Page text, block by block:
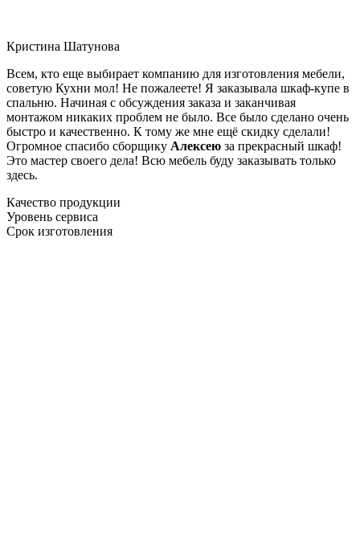
Кристина Шатунова
Всем, кто еще выбирает компанию для изготовления мебели,
советую Кухни мол! Не пожалеете! Я заказывала шкаф-купе в
спальню. Начиная с обсуждения заказа и заканчивая
монтажом никаких проблем не было. Все было сделано очень
быстро и качественно. К тому же мне ещё скидку сделали!
Огромное спасибо сборщику Алексею за прекрасный шкаф!
Это мастер своего дела! Всю мебель буду заказывать только
здесь.
Качество продукции
Уровень сервиса
Срок изготовления